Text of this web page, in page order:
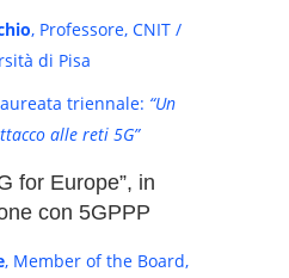
, Professore, CNIT /
di Pisa
triennale: “Un
alle reti 5G”
for Europe”, in
con 5GPPP
, Member of the Board,